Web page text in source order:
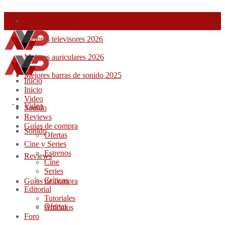
Mejores televisores 2026
Mejores auriculares 2026
Mejores barras de sonido 2025
Inicio
Video
Sonido
Reviews
Guías de compra
Ofertas
Inicio
Video
Sonido
Reviews
Guías de compra
Ofertas
Cine y Series
Estrenos
Cine
Series
Críticas
Editorial
Tutoriales
Artículos
Foro